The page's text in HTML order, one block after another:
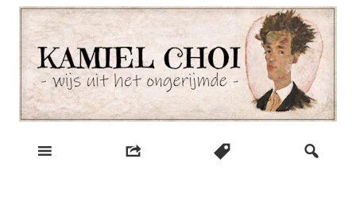
Skip
content
Kamiel Choi